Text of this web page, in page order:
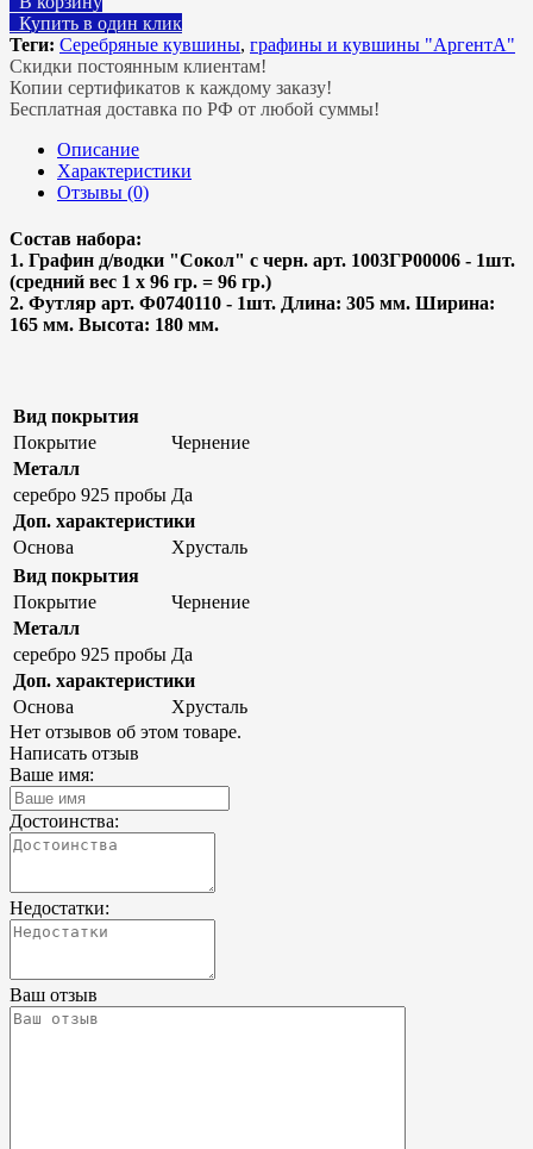
Купить в один клик
Теги: Серебряные кувшины, графины и кувшины "АргентА"
Скидки постоянным клиентам!
Копии сертификатов к каждому заказу!
Бесплатная доставка по РФ от любой суммы!
Описание
Характеристики
Отзывы (0)
Состав набора:
1. Графин д/водки "Сокол" с черн. арт. 1003ГР00006 - 1шт.
(средний вес 1 х 96 гр. = 96 гр.)
2. Футляр арт. Ф0740110 - 1шт. Длина: 305 мм. Ширина:
165 мм. Высота: 180 мм.
Вид покрытия
Покрытие
Чернение
Металл
серебро 925 пробы Да
Доп. характеристики
Основа
Хрусталь
Вид покрытия
Покрытие
Чернение
Металл
серебро 925 пробы Да
Доп. характеристики
Основа
Хрусталь
Нет отзывов об этом товаре.
Написать отзыв
Ваше имя:
Достоинства:
Недостатки:
Ваш отзыв